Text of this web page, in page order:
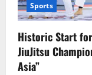
Sports
Historic Start
JiuJitsu
Asia”